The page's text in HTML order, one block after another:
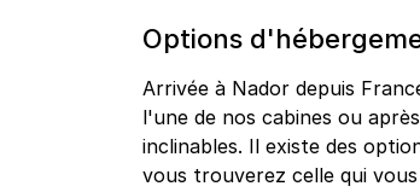
Options
Arrivée à Nador depuis
l'une de nos cabines ou
inclinables. Il existe des
vous trouverez celle qui